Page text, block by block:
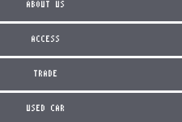
ABOUT US
ACCESS
TRADE
USED CAR